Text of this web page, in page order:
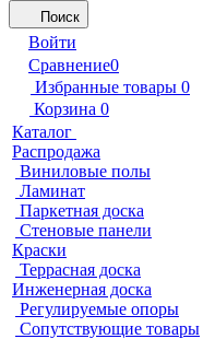
Поиск
Войти
Сравнение0
Избранные товары 0
Корзина 0
Каталог
Распродажа
Виниловые полы
Ламинат
Паркетная доска
Стеновые панели
Краски
Террасная доска
Инженерная доска
Регулируемые опоры
Сопутствующие товары